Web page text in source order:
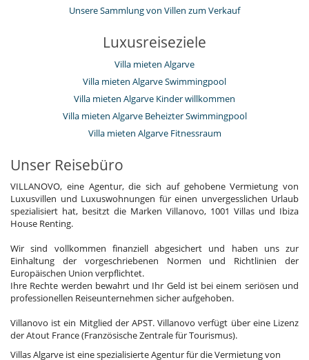
Unsere Sammlung von Villen zum Verkauf
Luxusreiseziele
Villa mieten Algarve
Villa mieten Algarve Swimmingpool
Villa mieten Algarve Kinder willkommen
Villa mieten Algarve Beheizter Swimmingpool
Villa mieten Algarve Fitnessraum
Unser Reisebüro
VILLANOVO, eine Agentur, die sich auf gehobene Vermietung von
Luxusvillen und Luxuswohnungen für einen unvergesslichen Urlaub
spezialisiert hat, besitzt die Marken Villanovo, 1001 Villas und Ibiza
House Renting.
Wir sind vollkommen finanziell abgesichert und haben uns zur
Einhaltung der vorgeschriebenen Normen und Richtlinien der
Europäischen Union verpflichtet.
Ihre Rechte werden bewahrt und Ihr Geld ist bei einem seriösen und
professionellen Reiseunternehmen sicher aufgehoben.
Villanovo ist ein Mitglied der APST. Villanovo verfügt über eine Lizenz
der Atout France (Französische Zentrale für Tourismus).
Villas Algarve ist eine spezialisierte Agentur für die Vermietung von